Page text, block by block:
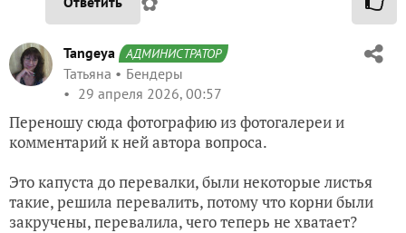
Tangeya АДМИНИСТРАТОР
Татьяна
Бендеры
29 апреля 2026, 00:57
Переношу сюда фотографию из фотогалереи и
комментарий к ней автора вопроса.
Это капуста до перевалки, были некоторые листья
такие, решила перевалить, потому что корни были
закручены, перевалила, чего теперь не хватает?